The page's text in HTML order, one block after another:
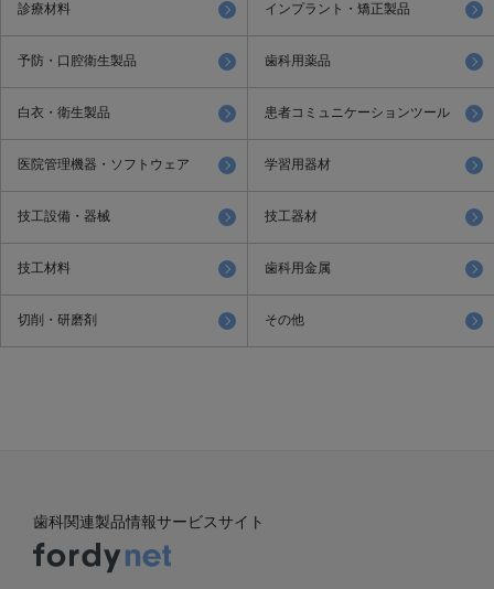
診療材料 インプラント・矯正製品
予防・口腔衛生製品 歯科用薬品
白衣・衛生製品 患者コミュニケーションツール
医院管理機器・ソフトウェア 学習用器材
技工設備・器械 技工器材
技工材料 歯科用金属
切削・研磨剤 その他
歯科関連製品情報サービスサイト